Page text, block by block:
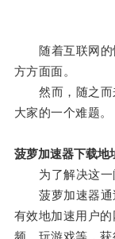
随着互联网的
方方面面。
然而，随之而
大家的一个难题。
菠萝加速器下载地
为了解决这一
菠萝加速器通过
有效地加速用户